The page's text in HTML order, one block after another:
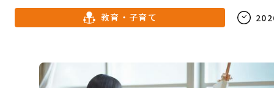
を考える社会人必見の情報が満載です。
教育・子育て